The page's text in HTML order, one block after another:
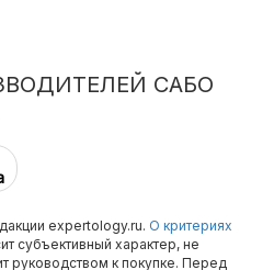
САБО
expertology.ru. О критериях
субъективный характер, не
руководством к покупке. Перед